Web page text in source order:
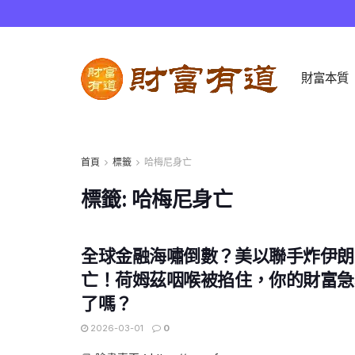
財富本質
首頁 標籤 哈梅尼身亡
標籤: 哈梅尼身亡
全球金融海嘯倒數？美以聯手炸伊
亡！荷姆茲咽喉被掐住，你的財富
了嗎？
2026-03-01 0